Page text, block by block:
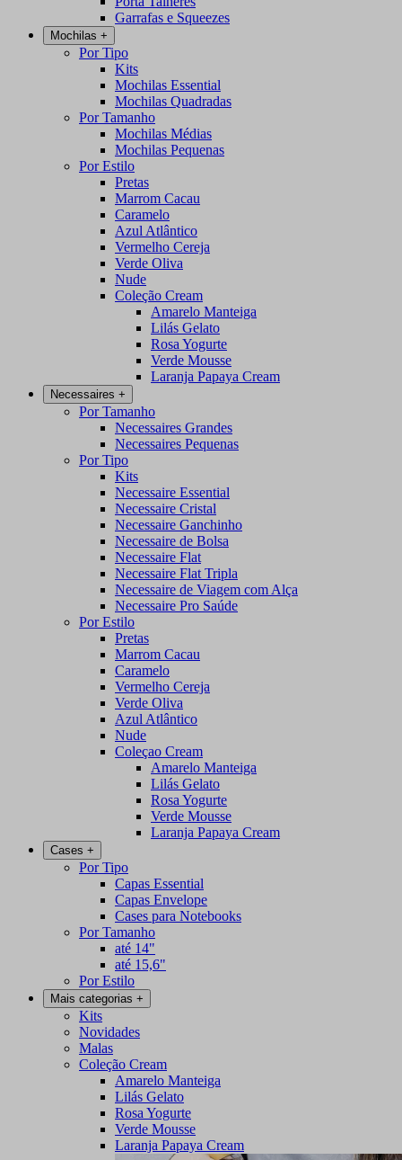
Garrafas e Squeezes
Mochilas +
Por Tipo
Kits
Mochilas Essential
Mochilas Quadradas
Por Tamanho
Mochilas Médias
Mochilas Pequenas
Por Estilo
Pretas
Marrom Cacau
Caramelo
Azul Atlântico
Vermelho Cereja
Verde Oliva
Nude
Coleção Cream
Amarelo Manteiga
Lilás Gelato
Rosa Yogurte
Verde Mousse
Laranja Papaya Cream
Necessaires +
Por Tamanho
Necessaires Grandes
Necessaires Pequenas
Por Tipo
Kits
Necessaire Essential
Necessaire Cristal
Necessaire Ganchinho
Necessaire de Bolsa
Necessaire Flat
Necessaire Flat Tripla
Necessaire de Viagem com Alça
Necessaire Pro Saúde
Por Estilo
Pretas
Marrom Cacau
Caramelo
Vermelho Cereja
Verde Oliva
Azul Atlântico
Nude
Coleçao Cream
Amarelo Manteiga
Lilás Gelato
Rosa Yogurte
Verde Mousse
Laranja Papaya Cream
Cases +
Por Tipo
Capas Essential
Capas Envelope
Cases para Notebooks
Por Tamanho
até 14"
até 15,6"
Por Estilo
Mais categorias +
Kits
Novidades
Malas
Coleção Cream
Amarelo Manteiga
Lilás Gelato
Rosa Yogurte
Verde Mousse
Laranja Papaya Cream